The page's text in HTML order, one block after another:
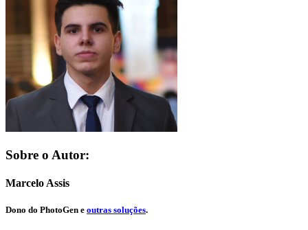
Sobre o Autor:
Marcelo Assis
Dono do PhotoGen e outras soluções.